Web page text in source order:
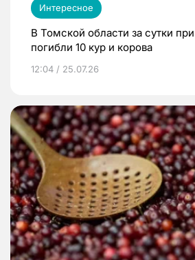
Интересное
В Томской области за сутки
погибли 10 кур и корова
12:04 / 25.07.26